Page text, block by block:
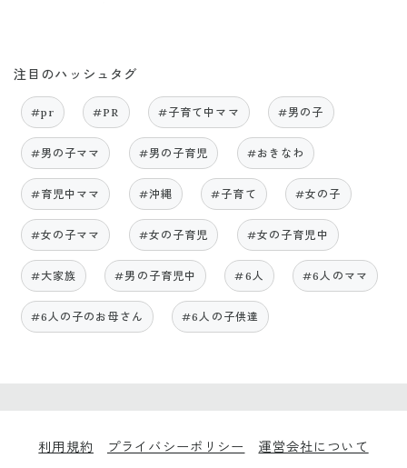
注目のハッシュタグ
#pr #PR #子育て中ママ #男の子
#男の子ママ #男の子育児 #おきなわ
#育児中ママ #沖縄 #子育て #女の子
#女の子ママ #女の子育児 #女の子育児中
#大家族 #男の子育児中 #6人 #6人のママ
#6人の子のお母さん #6人の子供達
利用規約 プライバシーポリシー 運営会社について